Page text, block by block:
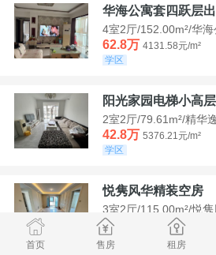
华海公寓套四跃层
4室2厅/152.00m²/华海
62.8万 4131.58元/m²
学区
阳光家园电梯小高层
2室2厅/79.61m²/精华
42.8万 5376.21元/m²
学区
悦隽风华精装空房
3室2厅/115.00m²/悦隽
95万
8260.87元/m²
学区
首页 售房 租房